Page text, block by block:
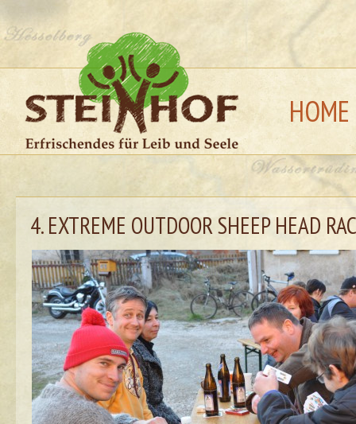
HOME
4. EXTREME OUTDOOR SHEEP HEAD